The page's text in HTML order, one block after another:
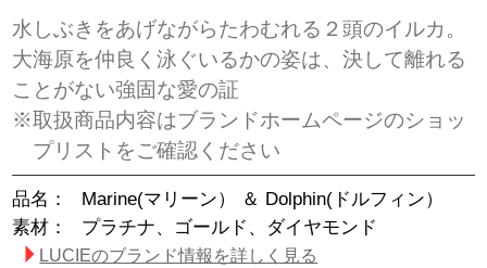
水しぶきをあげながらたわむれる２頭のイルカ。
大海原を仲良く泳ぐいるかの姿は、決して離れる
ことがない強固な愛の証
※取扱商品内容はブランドホームページのショッ
プリストをご確認ください
品名：
Marine(マリーン） ＆ Dolphin(ドルフィン）
素材：
プラチナ、ゴールド、ダイヤモンド
LUCIEのブランド情報を詳しく見る